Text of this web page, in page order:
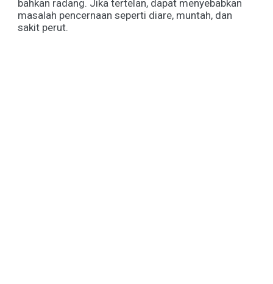
bahkan radang. Jika tertelan, dapat menyebabkan
masalah pencernaan seperti diare, muntah, dan
sakit perut.